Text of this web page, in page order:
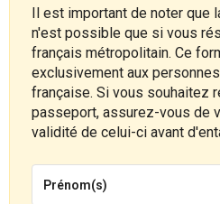
Il est important de noter que
n'est possible que si vous
français métropolitain. Ce
exclusivement aux
française. Si vous souhaitez
passeport, assurez-vous de
validité de celui-ci avant
Prénom(s)